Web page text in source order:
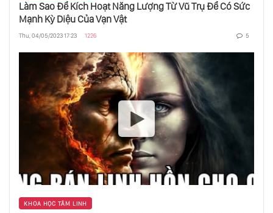
Làm Sao Để Kích Hoạt Năng Lượng Từ Vũ Trụ Để Có Sức
Mạnh Kỳ Diệu Của Vạn Vật
Thu, 04/05/2023 17:23 1226 5
KHOA HỌC TÂM LINH